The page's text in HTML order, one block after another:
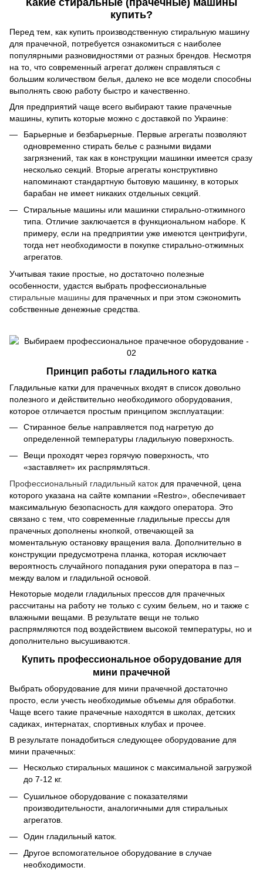
купить?
Перед тем, как купить производственную стиральную машину
для прачечной, потребуется ознакомиться с наиболее
популярными разновидностями от разных брендов. Несмотря
на то, что современный агрегат должен справляться с
большим количеством белья, далеко не все модели способны
выполнять свою работу быстро и качественно.
Для предприятий чаще всего выбирают такие прачечные
машины, купить которые можно с доставкой по Украине:
Барьерные и безбарьерные. Первые агрегаты позволяют
одновременно стирать белье с разными видами
загрязнений, так как в конструкции машинки имеется сразу
несколько секций. Вторые агрегаты конструктивно
напоминают стандартную бытовую машинку, в которых
барабан не имеет никаких отдельных секций.
Стиральные машины или машинки стирально-отжимного
типа. Отличие заключается в функциональном наборе. К
примеру, если на предприятии уже имеются центрифуги,
тогда нет необходимости в покупке стирально-отжимных
агрегатов.
Учитывая такие простые, но достаточно полезные
особенности, удастся выбрать профессиональные
стиральные машины для прачечных и при этом сэкономить
собственные денежные средства.
Принцип работы гладильного катка
Гладильные катки для прачечных входят в список довольно
полезного и действительно необходимого оборудования,
которое отличается простым принципом эксплуатации:
Стиранное белье направляется под нагретую до
определенной температуры гладильную поверхность.
Вещи проходят через горячую поверхность, что
«заставляет» их распрямляться.
Профессиональный гладильный каток для прачечной, цена
которого указана на сайте компании «Restro», обеспечивает
максимальную безопасность для каждого оператора. Это
связано с тем, что современные гладильные прессы для
прачечных дополнены кнопкой, отвечающей за
моментальную остановку вращения вала. Дополнительно в
конструкции предусмотрена планка, которая исключает
вероятность случайного попадания руки оператора в паз –
между валом и гладильной основой.
Некоторые модели гладильных прессов для прачечных
рассчитаны на работу не только с сухим бельем, но и также с
влажными вещами. В результате вещи не только
распрямляются под воздействием высокой температуры, но и
дополнительно высушиваются.
Купить профессиональное оборудование для
мини прачечной
Выбрать оборудование для мини прачечной достаточно
просто, если учесть необходимые объемы для обработки.
Чаще всего такие прачечные находятся в школах, детских
садиках, интернатах, спортивных клубах и прочее.
В результате понадобиться следующее оборудование для
мини прачечных:
Несколько стиральных машинок с максимальной загрузкой
до 7-12 кг.
Сушильное оборудование с показателями
производительности, аналогичными для стиральных
агрегатов.
Один гладильный каток.
Другое вспомогательное оборудование в случае
необходимости.